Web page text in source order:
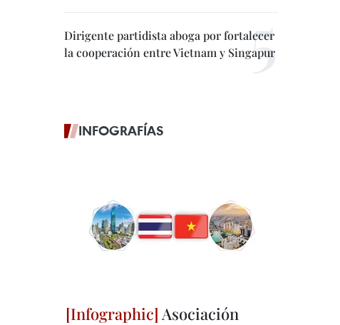
Dirigente partidista aboga por fortalecer
la cooperación entre Vietnam y Singapur
INFOGRAFÍAS
Asociación